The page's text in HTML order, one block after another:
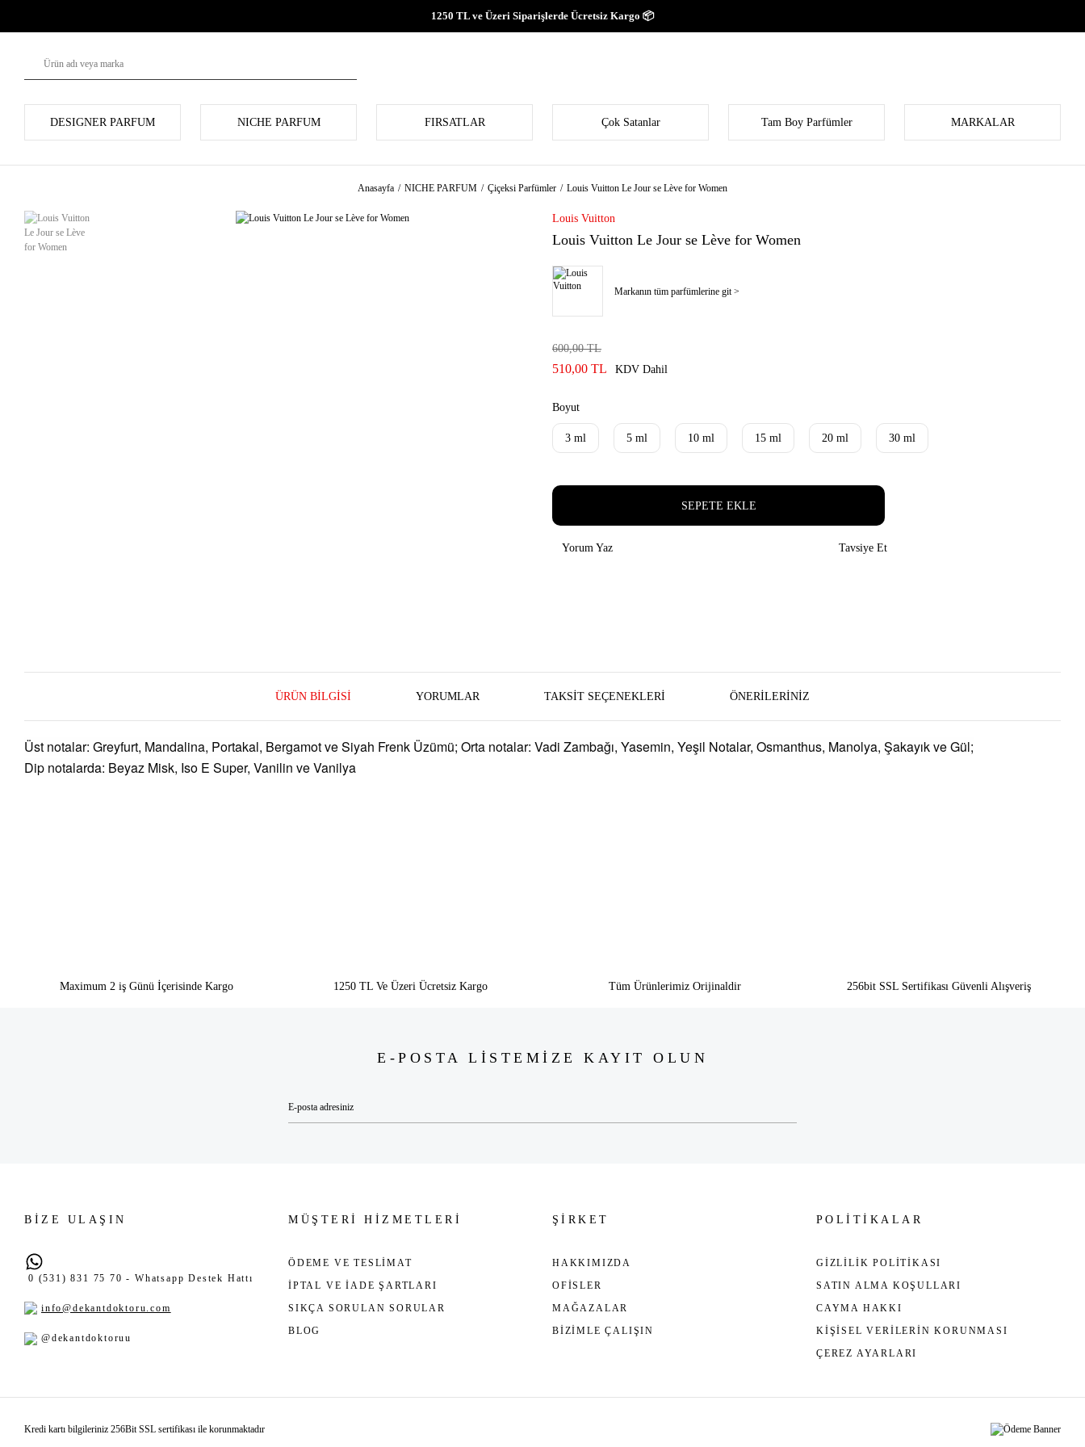
1250 TL ve Üzeri Siparişlerde Ücretsiz Kargo 📦
DESIGNER PARFUM NICHE PARFUM FIRSATLAR Çok Satanlar Tam Boy Parfümler MARKALAR
Anasayfa NICHE PARFUM Çiçeksi Parfümler Louis Vuitton Le Jour se Lève for Women
Louis Vuitton
Louis Vuitton Le Jour se Lève for Women
Markanın tüm parfümlerine git >
600,00 TL
510,00 TL KDV Dahil
Boyut
3 ml 5 ml 10 ml 15 ml 20 ml 30 ml
SEPETE EKLE
Yorum Yaz Tavsiye Et
ÜRÜN BILGISI YORUMLAR TAKSIT SEÇENEKLERI ÖNERILERINIZ
Üst notalar: Greyfurt, Mandalina, Portakal, Bergamot ve Siyah Frenk Üzümü; Orta notalar: Vadi Zambağı, Yasemin, Yeşil Notalar, Osmanthus, Manolya, Şakayık ve Gül;
Dip notalarda: Beyaz Misk, Iso E Super, Vanilin ve Vanilya
Maximum 2 iş Günü İçerisinde Kargo 1250 TL Ve Üzeri Ücretsiz Kargo Tüm Ürünlerimiz Orijinaldir 256bit SSL Sertifikası Güvenli Alışveriş
E-POSTA LİSTEMİZE KAYIT OLUN
BİZE ULAŞIN
0 (531) 831 75 70 - Whatsapp Destek Hattı
info@dekantdoktoru.com
@dekantdoktoruu
MÜŞTERİ HİZMETLERİ
ÖDEME VE TESLİMAT
İPTAL VE İADE ŞARTLARI
SIKÇA SORULAN SORULAR
BLOG
ŞİRKET
HAKKIMIZDA
OFİSLER
MAĞAZALAR
BİZİMLE ÇALIŞIN
POLİTİKALAR
GİZLİLİK POLİTİKASI
SATIN ALMA KOŞULLARI
CAYMA HAKKI
KİŞİSEL VERİLERİN KORUNMASI
ÇEREZ AYARLARI
Kredi kartı bilgileriniz 256Bit SSL sertifikası ile korunmaktadır